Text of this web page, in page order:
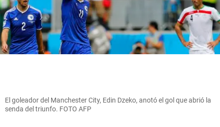
El goleador del Manchester City, Edin Dzeko, anotó el gol que abrió la
senda del triunfo. FOTO AFP